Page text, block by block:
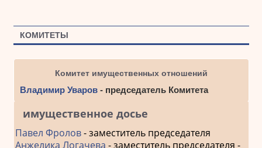
КОМИТЕТЫ
Комитет имущественных отношений
Владимир Уваров- председатель Комитета
имущественное досье
Павел Фролов- заместитель председателя
Анжелика Логачева - заместитель председателя -